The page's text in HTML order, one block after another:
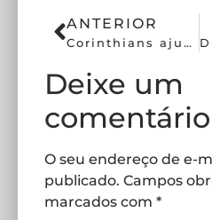
ANTERIOR
Corinthians ajusta contrato com o zagueiro Pedro Paulo
Deixe um
comentário
O seu endereço de e-
publicado. Campos
marcados com *